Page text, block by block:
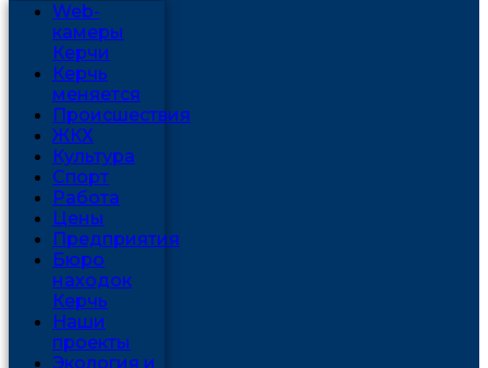
Web-
камеры
Керчи
Керчь
меняется
Проиcшествия
ЖКХ
Культура
Спорт
Работа
Цены
Предприятия
Бюро
находок
Керчь
Наши
проекты
Экология и